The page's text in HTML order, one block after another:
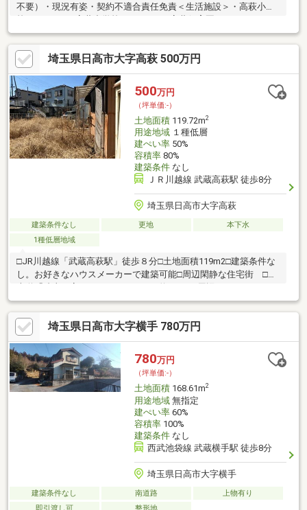
不要）・現況有姿・契約不適合責任免責＜生活施設＞・高萩小学
TAIRAYA高萩店（550ｍ）・ベイシアひだかモール店（2100ｍ）・
埼玉りそな銀行日高支店（450ｍ）・飯能信用金庫高萩支店（300
ｍ）・日高高萩郵便局（400ｍ）・日高市役所出張所（700ｍ）・
日高総合公園（1300ｍ）
埼玉県日高市大字高萩 500万円
500万円
（坪単価:-）
土地面積119.72m2
用途地域１種低層
建ぺい率50%
容積率80%
建築条件なし
ＪＲ川越線 武蔵高萩駅 徒歩8分
埼玉県日高市大字高萩
建築条件なし 更地
本下水
1種低層地域
□JR川越線「武蔵高萩駅」徒歩８分□土地面積119m2□建築条件な
し。お好きなハウスメーカーで建築可能□周辺閑静な住宅街 □圏
ビ二、ドラッグストア等買い物施設充実
埼玉県日高市大字横手 780万円
780万円
（坪単価:-）
土地面積168.61m2
用途地域無指定
建ぺい率60%
容積率100%
建築条件なし
西武池袋線 武蔵横手駅 徒歩8分
埼玉県日高市大字横手
建築条件なし 南道路
上物有り
即引渡し可
整形地